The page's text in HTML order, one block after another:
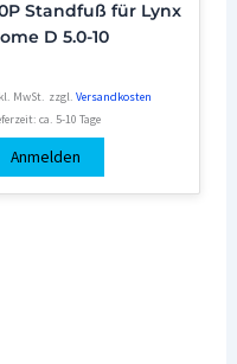
Standfuß für Lynx
D 5.0-10
MwSt. zzgl. Versandkosten
ca. 5-10 Tage
Anmelden